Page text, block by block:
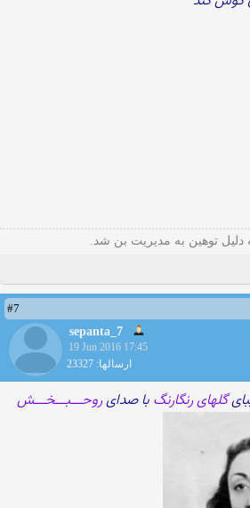
دلیل توهین به مدیریت بن شد.
#7
sepanta_7
19 Jun 2016 17:45
ارسالها: 23327
گلهای رنگارنگ با صدایروحـــبـــخـــش